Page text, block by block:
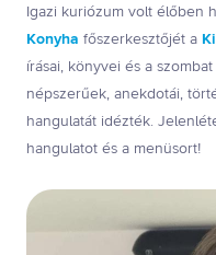
Igazi kuriózum volt élőben
Konyha főszerkesztőjét a
írásai, könyvei és a
népszerűek, anekdotái,
hangulatát idézték.
hangulatot és a menüsort!